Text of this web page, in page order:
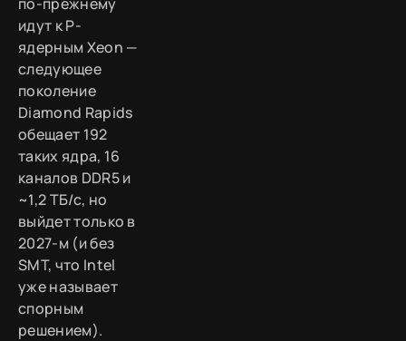
идут к P-
ядерным Xeon —
следующее
поколение
Diamond Rapids
обещает 192
таких ядра, 16
каналов DDR5 и
~1,2 ТБ/с, но
выйдет только в
2027-м (и без
SMT, что Intel
уже называет
спорным
решением).